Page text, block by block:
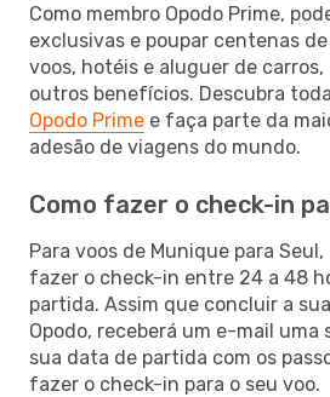
Como membro Opodo Prime,
exclusivas e poupar centenas
voos, hotéis e aluguer de
outros benefícios. Descubra
Opodo Prime e faça parte da
adesão de viagens do mundo.
Como fazer o check-in
Para voos de Munique para
fazer o check-in entre 24 a 48
partida. Assim que concluir a
Opodo, receberá um e-mail uma
sua data de partida com os
fazer o check-in para o seu voo.